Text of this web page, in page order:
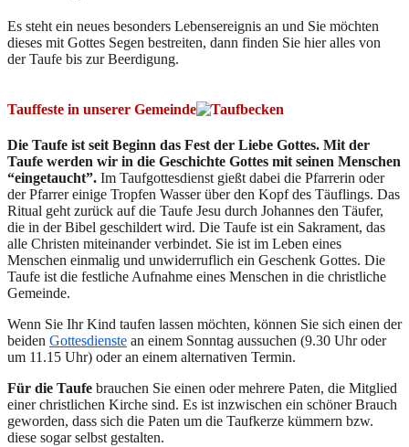
Es steht ein neues besonders Lebensereignis an und Sie möchten
dieses mit Gottes Segen bestreiten, dann finden Sie hier alles von
der Taufe bis zur Beerdigung.
Tauffeste in unserer Gemeinde
Die Taufe ist seit Beginn das Fest der Liebe Gottes. Mit der
Taufe werden wir in die Geschichte Gottes mit seinen Menschen
“eingetaucht”. Im Taufgottesdienst gießt dabei die Pfarrerin oder
der Pfarrer einige Tropfen Wasser über den Kopf des Täuflings. Das
Ritual geht zurück auf die Taufe Jesu durch Johannes den Täufer,
die in der Bibel geschildert wird. Die Taufe ist ein Sakrament, das
alle Christen miteinander verbindet. Sie ist im Leben eines
Menschen einmalig und unwiderruflich ein Geschenk Gottes. Die
Taufe ist die festliche Aufnahme eines Menschen in die christliche
Gemeinde.
Wenn Sie Ihr Kind taufen lassen möchten, können Sie sich einen der
beiden Gottesdienste an einem Sonntag aussuchen (9.30 Uhr oder
um 11.15 Uhr) oder an einem alternativen Termin.
Für die Taufe brauchen Sie einen oder mehrere Paten, die Mitglied
einer christlichen Kirche sind. Es ist inzwischen ein schöner Brauch
geworden, dass sich die Paten um die Taufkerze kümmern bzw.
diese sogar selbst gestalten.